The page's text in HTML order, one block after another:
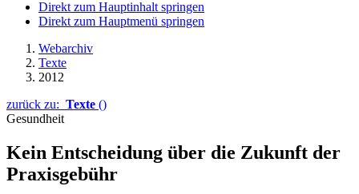
Direkt zum Hauptinhalt springen
Direkt zum Hauptmenü springen
Webarchiv
Texte
2012
zurück zu: Texte ()
Gesundheit
Kein Entscheidung über die Zukunft der
Praxisgebühr